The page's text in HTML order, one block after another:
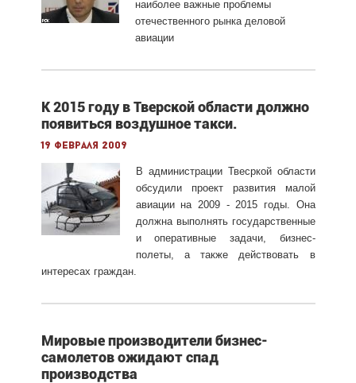
наиболее важные проблемы
отечественного рынка деловой
авиации
К 2015 году в Тверской области должно
появиться воздушное такси.
19 февраля 2009
В администрации Твесркой области
обсудили проект развития малой
авиации на 2009 - 2015 годы. Она
должна выполнять государственные
и оперативные задачи, бизнес-
полеты, а также действовать в
интересах граждан.
Мировые производители бизнес-
самолетов ожидают спад
производства